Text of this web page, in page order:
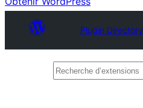
Plugin Directory
Recherche